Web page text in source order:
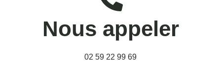
Nous appeler
02 59 22 99 69